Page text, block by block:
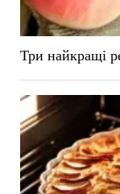
Три найкращі